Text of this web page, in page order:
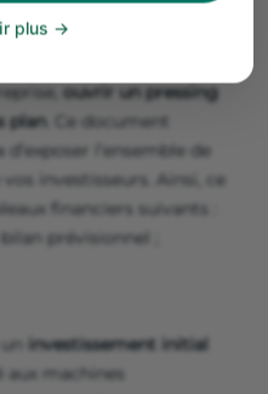
plusouvrir un pressing
ouvrir un pressing
plan
Ce document
l’ensemble de
investisseurs. Ainsi, ce
financiers suivants :
prévisionnel ;
investissement initial
aux machines